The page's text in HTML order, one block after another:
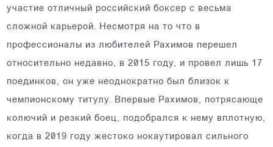
участие отличный российский боксер с весьма
сложной карьерой. Несмотря на то что в
профессионалы из любителей Рахимов перешел
относительно недавно, в 2015 году, и провел лишь 17
поединков, он уже неоднократно был близок к
чемпионскому титулу. Впервые Рахимов, потрясающе
колючий и резкий боец, подобрался к нему вплотную,
когда в 2019 году жестоко нокаутировал сильного